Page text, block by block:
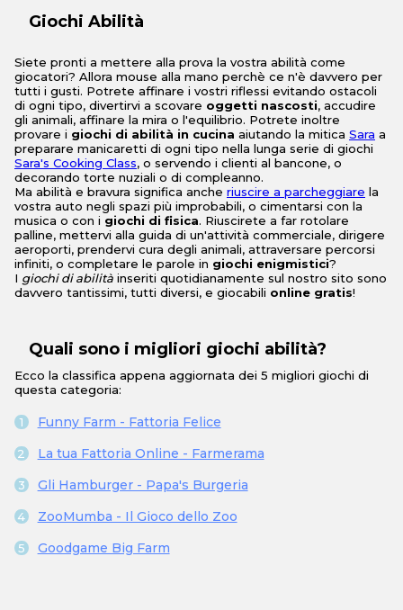
Giochi Abilità
Siete pronti a mettere alla prova la vostra abilità come
giocatori? Allora mouse alla mano perchè ce n'è davvero per
tutti i gusti. Potrete affinare i vostri riflessi evitando ostacoli
di ogni tipo, divertirvi a scovare oggetti nascosti, accudire
gli animali, affinare la mira o l'equilibrio. Potrete inoltre
provare i giochi di abilità in cucina aiutando la mitica Sara a
preparare manicaretti di ogni tipo nella lunga serie di giochi
Sara's Cooking Class, o servendo i clienti al bancone, o
decorando torte nuziali o di compleanno.
Ma abilità e bravura significa anche riuscire a parcheggiare la
vostra auto negli spazi più improbabili, o cimentarsi con la
musica o con i giochi di fisica. Riuscirete a far rotolare
palline, mettervi alla guida di un'attività commerciale, dirigere
aeroporti, prendervi cura degli animali, attraversare percorsi
infiniti, o completare le parole in giochi enigmistici?
I giochi di abilità inseriti quotidianamente sul nostro sito sono
davvero tantissimi, tutti diversi, e giocabili online gratis!
Quali sono i migliori giochi abilità?
Ecco la classifica appena aggiornata dei 5 migliori giochi di
questa categoria:
Funny Farm - Fattoria Felice
La tua Fattoria Online - Farmerama
Gli Hamburger - Papa's Burgeria
ZooMumba - Il Gioco dello Zoo
Goodgame Big Farm